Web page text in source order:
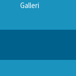
Galleri